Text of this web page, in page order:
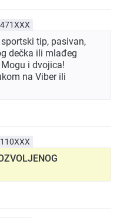
tip, pasivan,
dečka ili mlađeg
i dvojica!
na Viber ili